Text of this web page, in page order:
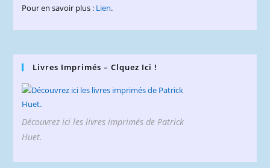
Pour en savoir plus : Lien.
Livres Imprimés – Clquez Ici !
Découvrez ici les livres imprimés de Patrick
Huet.